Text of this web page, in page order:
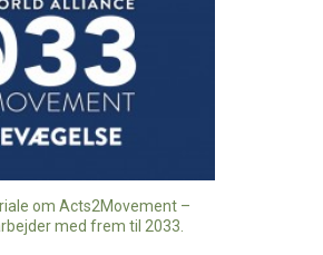
om Acts2Movement –
med frem til 2033.